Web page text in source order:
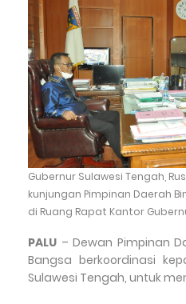
Gubernur Sulawesi Tengah,
kunjungan Pimpinan Daerah
di Ruang Rapat Kantor
PALU – Dewan Pimpinan
Bangsa berkoordinasi
Sulawesi Tengah, untuk